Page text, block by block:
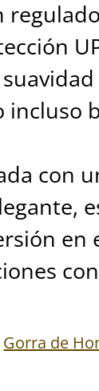
incluso
con
en
Gorra de